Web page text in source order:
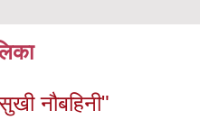
नौबहिनी"